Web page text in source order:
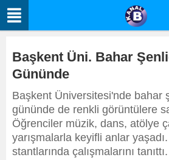
Başkent Üni. Bahar
Gününde
Başkent Üniversitesi'nde bahar
gününde de renkli görüntülere
Öğrenciler müzik, dans, atölye
yarışmalarla keyifli anlar
stantlarında çalışmalarını tanıttı.